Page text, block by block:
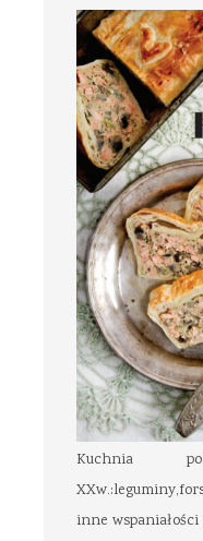
Kuchnia
inne